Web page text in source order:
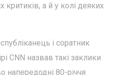
а й у колі деяких
і соратник
CNN назвав такі заклики
напередодні 80-річчя